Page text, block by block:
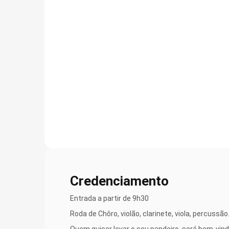
Credenciamento
Entrada a partir de 9h30
Roda de Chôro, violão, clarinete, viola, percussão.